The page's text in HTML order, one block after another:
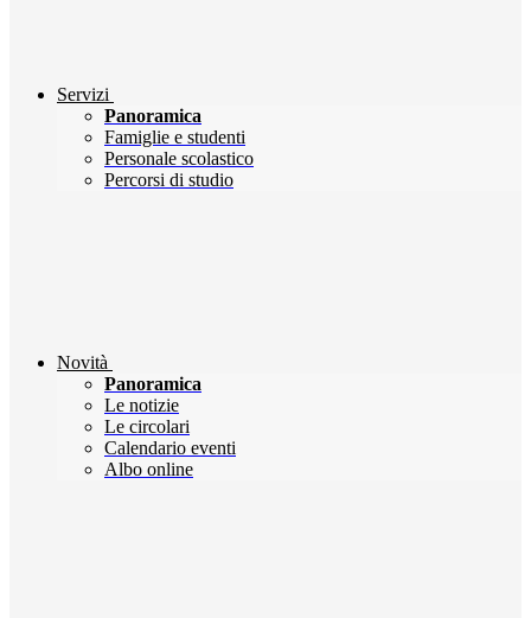
Servizi
Panoramica
Famiglie e studenti
Personale scolastico
Percorsi di studio
Novità
Panoramica
Le notizie
Le circolari
Calendario eventi
Albo online